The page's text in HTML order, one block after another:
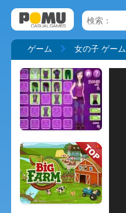
ゲーム 女の子 ゲーム